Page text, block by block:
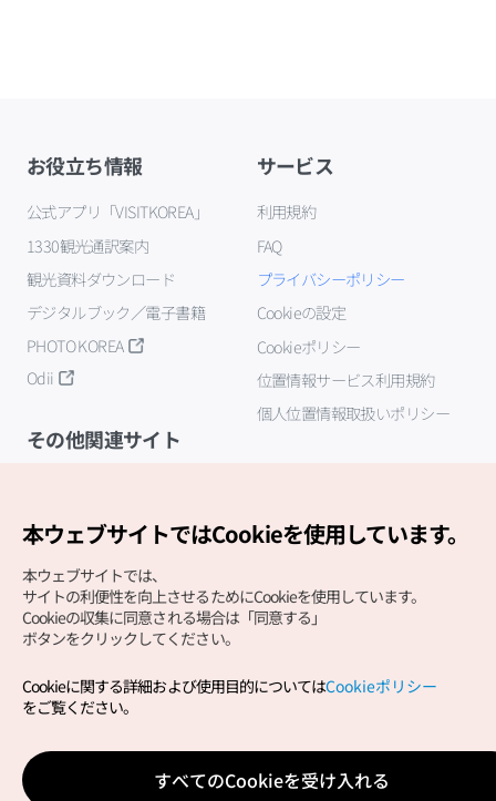
お役立ち情報
公式アプリ「VISITKOREA」
1330観光通訳案内
観光資料ダウンロード
デジタルブック／電子書籍
PHOTO KOREA
Odii
サービス
利用規約
FAQ
プライバシーポリシー
Cookieの設定
Cookieポリシー
位置情報サービス利用規約
個人位置情報取扱いポリシー
その他関連サイト
Copyright (c) Korea Tourism Organization All Rights
サイトエラー報告公式メール
japanese@knto.or.kr
本ウェブサイトではCookieを使用しています。
本ウェブサイトでは、
サイトの利便性を向上させるためにCookieを使用しています。
Cookieの収集に同意される場合は「同意する」
ボタンをクリックしてください。
Cookieに関する詳細および使用目的についてはCookieポリシー
をご覧ください。
すべてのCookieを受け入れる